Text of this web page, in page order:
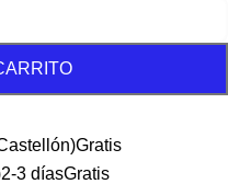
Gratis
2-3 díasGratis